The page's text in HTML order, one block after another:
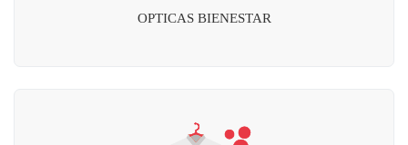
OPTICAS BIENESTAR